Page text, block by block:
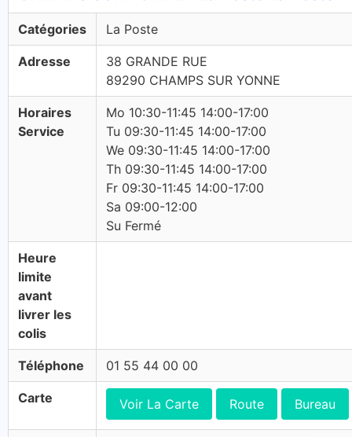
Catégories La Poste
Adresse
38 GRANDE RUE
89290 CHAMPS SUR YONNE
Horaires
Service
Mo 10:30-11:45 14:00-17:00
Tu 09:30-11:45 14:00-17:00
We 09:30-11:45 14:00-17:00
Th 09:30-11:45 14:00-17:00
Fr 09:30-11:45 14:00-17:00
Sa 09:00-12:00
Su Fermé
Heure
limite
avant
livrer les
colis
Téléphone 01 55 44 00 00
Carte Voir La Carte Route Bureau